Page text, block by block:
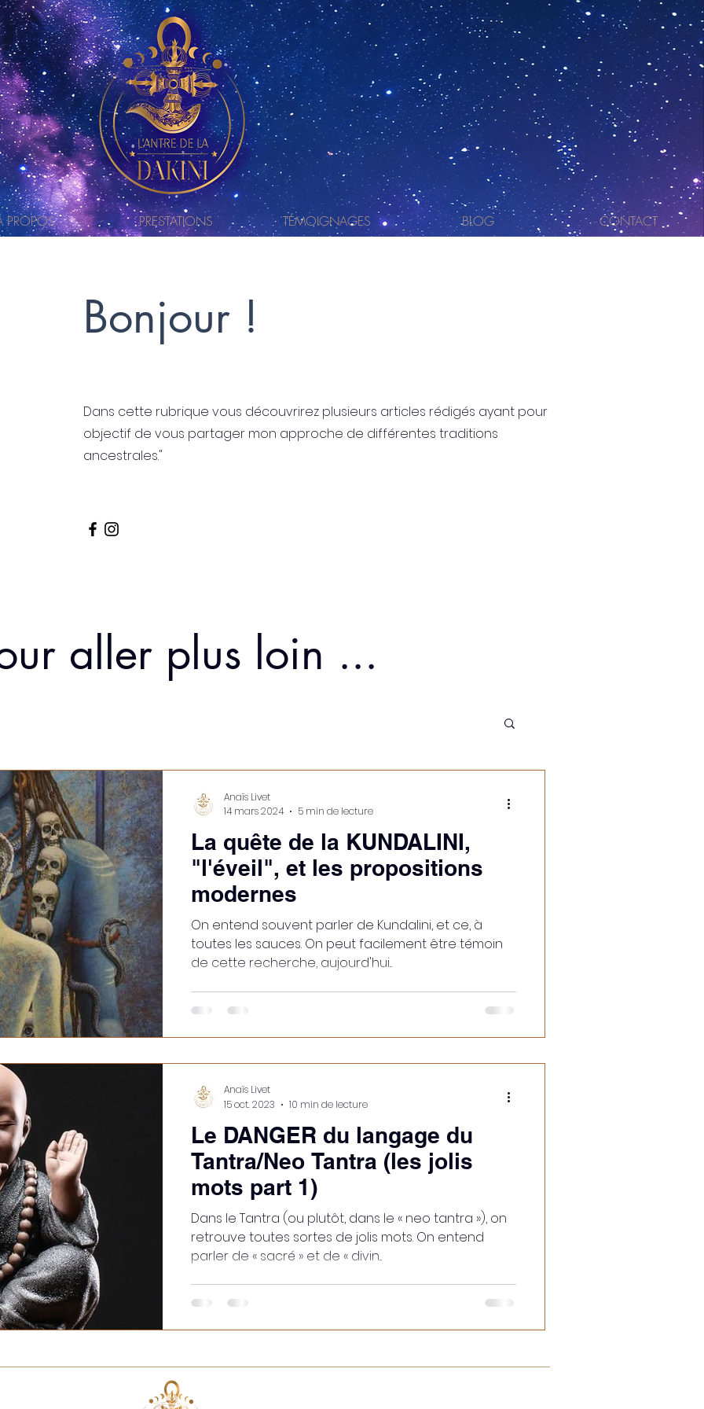
PROPOS PRESTATIONS TÉMOIGNAGES BLOG CONTACT
Bonjour !
Dans cette rubrique vous découvrirez plusieurs articles rédigés ayant pour
objectif de vous partager mon approche de différentes traditions
ancestrales."
aller plus loin ...
La quête de la KUNDALINI,
"l'éveil", et les propositions
modernes
On entend souvent parler de Kundalini, et ce, à
toutes les sauces. On peut facilement être témoin
de cette recherche, aujourd'hui...
Anaïs Livet
14 mars 2024
5 min de lecture
Le DANGER du langage du
Tantra/Neo Tantra (les jolis
mots part 1)
Dans le Tantra (ou plutôt, dans le « neo tantra »), on
retrouve toutes sortes de jolis mots. On entend
parler de « sacré » et de « divin...
Anaïs Livet
15 oct. 2023
10 min de lecture